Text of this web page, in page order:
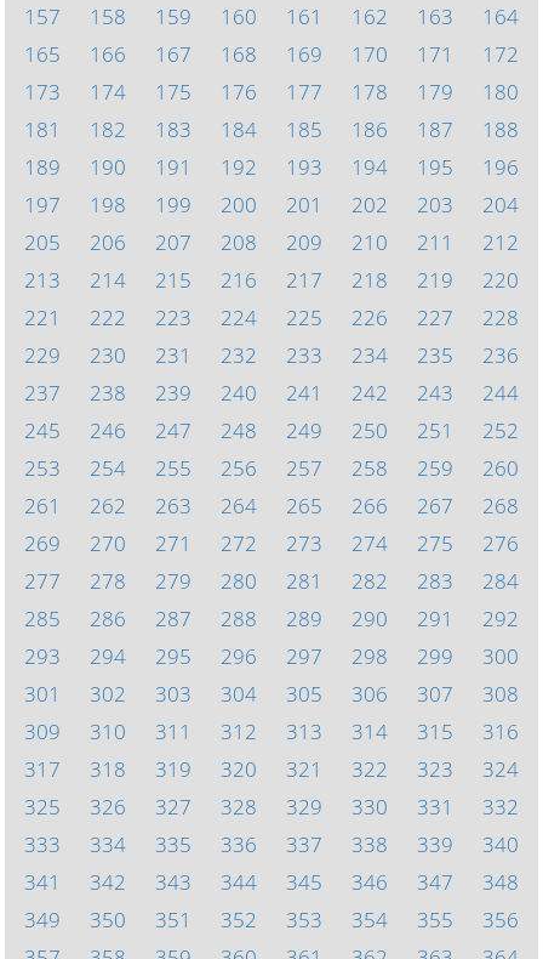
157
158 159 160 161 162 163
164
165
166 167 168 169 170 171
172
173
174 175 176 177 178 179
180
181
182 183 184 185 186 187
188
189
190 191 192 193 194 195
196
197
198 199 200 201 202 203
204
205
206 207 208 209 210 211
212
213
214 215 216 217 218 219
220
221
222 223 224 225 226 227
228
229
230 231 232 233 234 235
236
237
238 239 240 241 242 243
244
245
246 247 248 249 250 251
252
253
254 255 256 257 258 259
260
261
262 263 264 265 266 267
268
269
270 271 272 273 274 275
276
277
278 279 280 281 282 283
284
285
286 287 288 289 290 291
292
293
294 295 296 297 298 299
300
301
302 303 304 305 306 307
308
309
310 311 312 313 314 315
316
317
318 319 320 321 322 323
324
325
326 327 328 329 330 331
332
333
334 335 336 337 338 339
340
341
342 343 344 345 346 347
348
349
350 351 352 353 354 355
356